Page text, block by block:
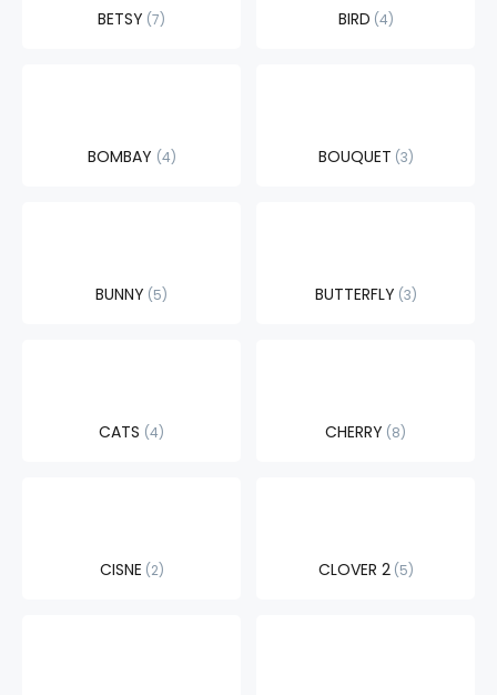
BETSY 7 BIRD 4
BOMBAY 4 BOUQUET 3
BUNNY 5 BUTTERFLY 3
CATS 4 CHERRY 8
CISNE 2 CLOVER 2 5